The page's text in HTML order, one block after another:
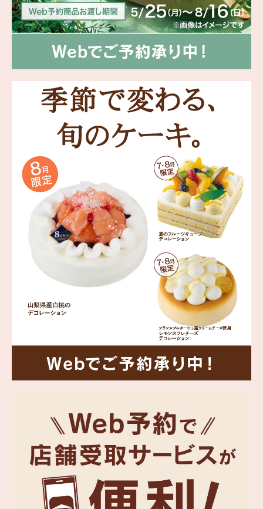
岳や末広がりを意味す
雄大な八ヶ岳山麓の自
る、こだわりのスイー
海外 Overseas shops
Indonesia
Singapore
Malaysia
Hong Kong
UAE
Thailand
Vietnam